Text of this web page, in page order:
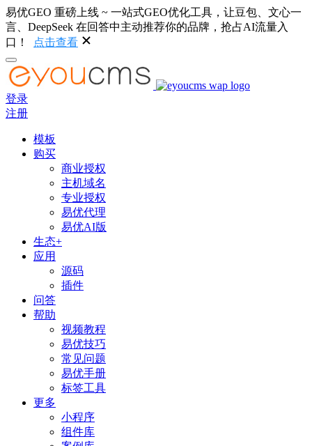
易优GEO 重磅上线 ~ 一站式GEO优化工具，让豆包、文心一
言、DeepSeek 在回答中主动推荐你的品牌，抢占AI流量入
口！
点击查看
登录
注册
模板
购买
商业授权
主机域名
专业授权
易优代理
易优AI版
生态+
应用
源码
插件
问答
帮助
视频教程
易优技巧
常见问题
易优手册
标签工具
更多
小程序
组件库